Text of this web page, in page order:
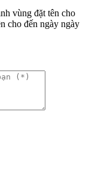
vùng đặt tên cho
cho đến ngày ngày